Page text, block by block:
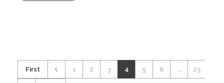
First 1 2 3 4 5 6 23